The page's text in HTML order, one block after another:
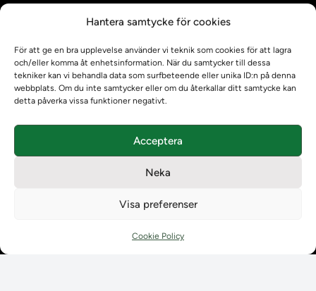
Hantera samtycke för cookies
För att ge en bra upplevelse använder vi teknik som cookies för att lagra
och/eller komma åt enhetsinformation. När du samtycker till dessa
tekniker kan vi behandla data som surfbeteende eller unika ID:n på denna
webbplats. Om du inte samtycker eller om du återkallar ditt samtycke kan
detta påverka vissa funktioner negativt.
Acceptera
Neka
Visa preferenser
Cookie Policy
Om oss
Om Ladokkonsortiet
Ladokkonsortiet internationellt
Vision, strategi och produktplan
Kontaktuppgifter för studenters Ladoksupport